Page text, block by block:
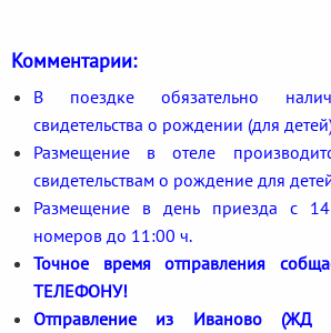
Комментарии:
В поездке обязательно
свидетельства о рождении (для
Размещение в отеле
свидетельствам о рождение для
Размещение в день приезда с
номеров до 11:00 ч.
Точное время отправления
ТЕЛЕФОНУ!
Отправление из Иваново (ЖД